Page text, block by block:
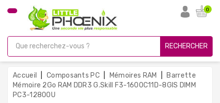
CATÉGORIE
Gamer
Unités
Centrales
Reconditionnées
0
RECHERCHER
Accueil Composants PC Mémoires RAM
Barrette
Mémoire 2Go RAM DDR3 G.Skill F3-1600C11D-8GIS DIMM
PC3-12800U